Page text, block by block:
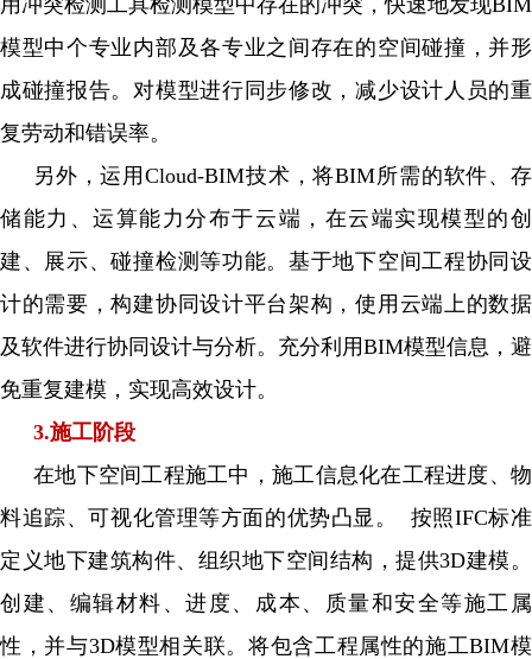
模型中个专业内部及各专业之间存在的空间碰撞，并形
成碰撞报告。对模型进行同步修改，减少设计人员的重
复劳动和错误率。
另外，运用Cloud-BIM技术，将BIM所需的软件、存
储能力、运算能力分布于云端，在云端实现模型的创
建、展示、碰撞检测等功能。基于地下空间工程协同设
计的需要，构建协同设计平台架构，使用云端上的数据
及软件进行协同设计与分析。充分利用BIM模型信息，避
免重复建模，实现高效设计。
3.施工阶段
在地下空间工程施工中，施工信息化在工程进度、物
料追踪、可视化管理等方面的优势凸显。 按照IFC标准
定义地下建筑构件、组织地下空间结构，提供3D建模。
创建、编辑材料、进度、成本、质量和安全等施工属
性，并与3D模型相关联。将包含工程属性的施工BIM模